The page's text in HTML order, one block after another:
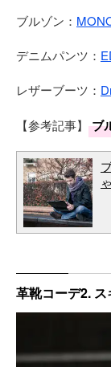
ブルゾン：
デニムパンツ：
レザーブーツ：
【参考記事】 ブ
革靴コーデ2.